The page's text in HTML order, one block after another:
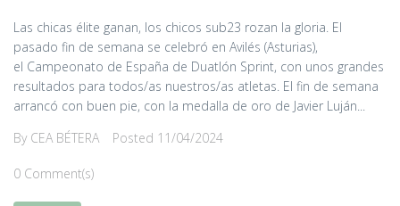
Las chicas élite ganan, los chicos sub23 rozan la gloria. El
pasado fin de semana se celebró en Avilés (Asturias),
el Campeonato de España de Duatlón Sprint, con unos grandes
resultados para todos/as nuestros/as atletas. El fin de semana
arrancó con buen pie, con la medalla de oro de Javier Luján...
By CEA BÉTERA Posted 11/04/2024
0 Comment(s)